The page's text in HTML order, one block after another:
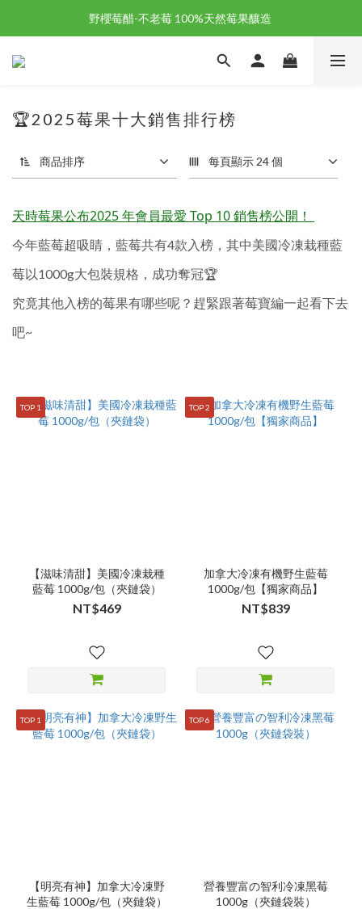
野櫻莓醋-不老莓 100%天然莓果釀造
野櫻莓醋-不老莓 100%天然莓果釀造
歡迎新朋友註冊加入「天時莓果」！🎉
🏆2025莓果十大銷售排行榜
商品排序 每頁顯示 24 個
天時莓果公布2025 年會員最愛 Top 10 銷售榜公開！
今年藍莓超吸睛，藍莓共有4款入榜，其中美國冷凍栽種藍
莓以1000g大包裝規格，成功奪冠🏆
究竟其他入榜的莓果有哪些呢？趕緊跟著莓寶編一起看下去
吧~
TOP 1
【滋味清甜】美國冷凍栽種
藍莓 1000g/包（夾鏈袋）
NT$469
TOP 2
加拿大冷凍有機野生藍莓
1000g/包【獨家商品】
NT$839
TOP 1
【明亮有神】加拿大冷凍野
生藍莓 1000g/包（夾鏈袋）
TOP 6
營養豐富の智利冷凍黑莓
1000g（夾鏈袋裝）